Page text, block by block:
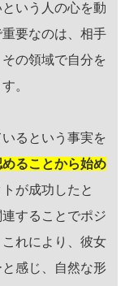
いう人の心を動
要なのは、相手
の領域で自分を
。
るという事実を
ることから始め
が成功したと
することでポジ
れにより、彼女
感じ、自然な形